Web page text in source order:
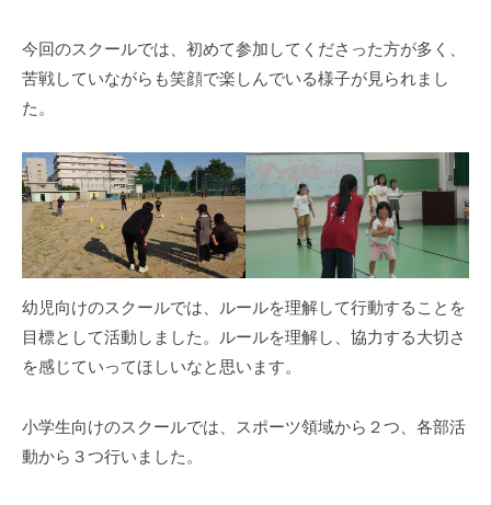
今回のスクールでは、初めて参加してくださった方が多く、
苦戦していながらも笑顔で楽しんでいる様子が見られまし
た。
幼児向けのスクールでは、ルールを理解して行動することを
目標として活動しました。ルールを理解し、協力する大切さ
を感じていってほしいなと思います。
小学生向けのスクールでは、スポーツ領域から２つ、各部活
動から３つ行いました。